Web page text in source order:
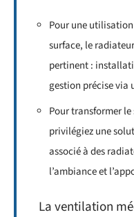
Pour une
surface, le
pertinent :
gestion précise
Pour transformer
privilégiez une
associé à des
l’ambiance et
La ventilation